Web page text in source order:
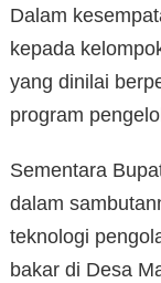
Dalam
kepada
yang dinilai
program
Sementara
dalam
teknologi
bakar di Desa